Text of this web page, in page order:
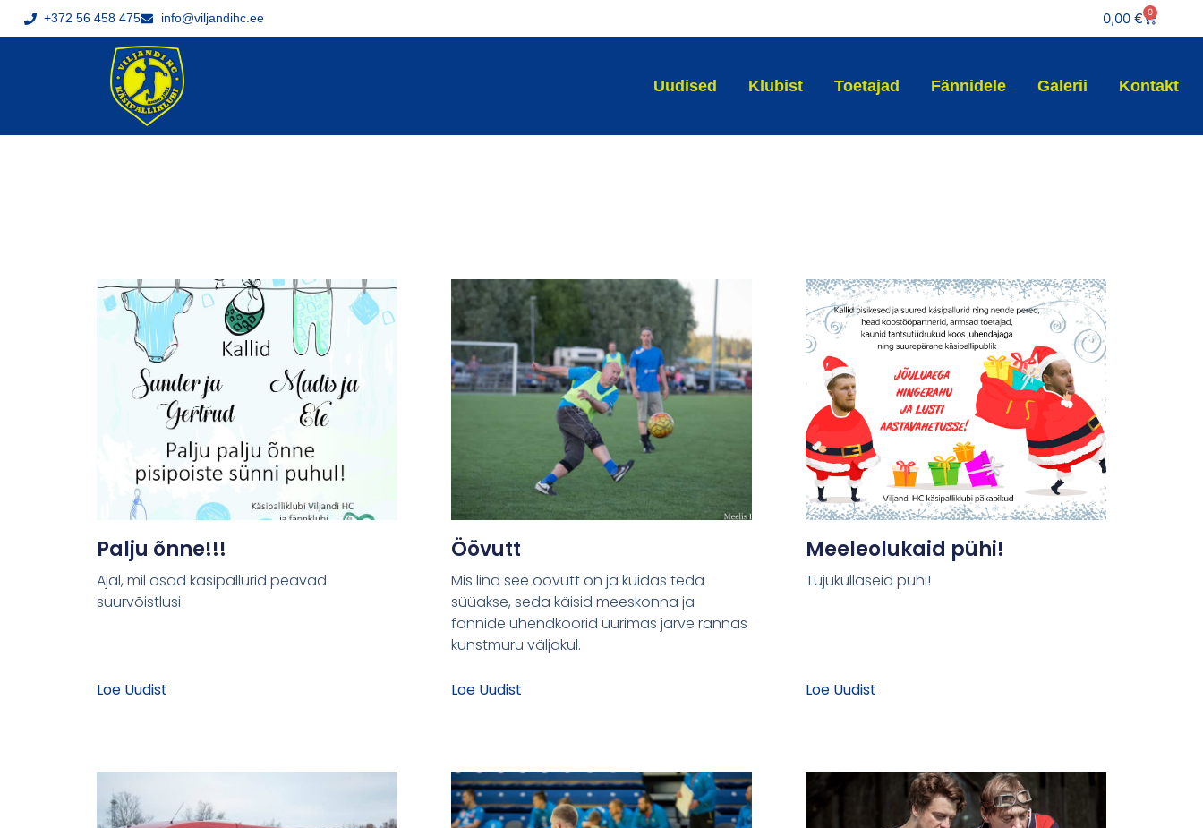
+372 56 458 475 info@viljandihc.ee 0,00€ 0
Uudised Klubist Toetajad Fännidele Galerii Kontakt
Palju õnne!!!
Ajal, mil osad käsipallurid peavad
suurvõistlusi
Loe Uudist
Öövutt
Mis lind see öövutt on ja kuidas teda
süüakse, seda käisid meeskonna ja
fännide ühendkoorid uurimas järve rannas
kunstmuru väljakul.
Loe Uudist
Meeleolukaid pühi!
Tujuküllaseid pühi!
Loe Uudist